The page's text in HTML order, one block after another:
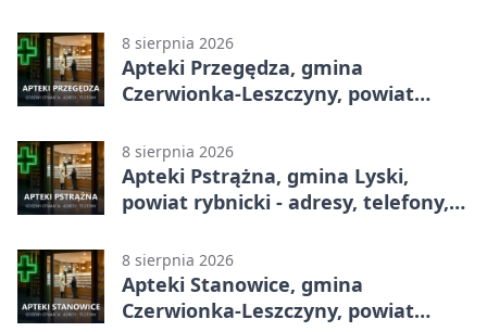
otwarcia
8 sierpnia 2026
Apteki Przegędza, gmina
Czerwionka-Leszczyny, powiat
otwarcia
8 sierpnia 2026
Apteki Pstrążna, gmina Lyski,
powiat rybnicki - adresy, telefony,
8 sierpnia 2026
Apteki Stanowice, gmina
Czerwionka-Leszczyny, powiat